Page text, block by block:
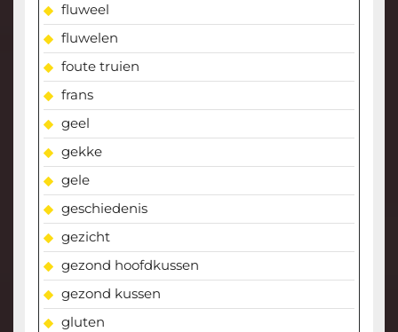
fluweel
fluwelen
foute truien
frans
geel
gekke
gele
geschiedenis
gezicht
gezond hoofdkussen
gezond kussen
gluten